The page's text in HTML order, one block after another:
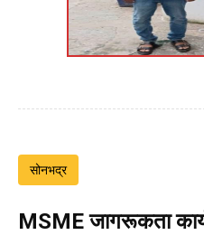
सोनभद्र
MSME जागरूकता